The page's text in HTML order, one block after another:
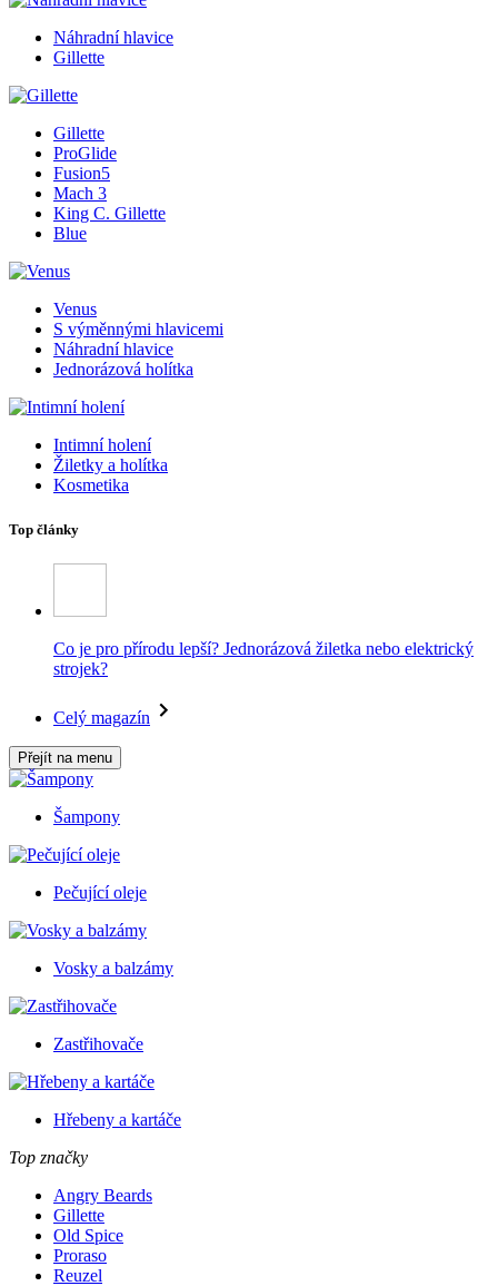
Náhradní hlavice
Gillette
Gillette
ProGlide
Fusion5
Mach 3
King C. Gillette
Blue
Venus
S výměnnými hlavicemi
Náhradní hlavice
Jednorázová holítka
Intimní holení
Žiletky a holítka
Kosmetika
Top články
Co je pro přírodu lepší? Jednorázová žiletka nebo elektrický
strojek?
Celý magazín
Přejít na menu
Šampony
Pečující oleje
Vosky a balzámy
Zastřihovače
Hřebeny a kartáče
Top značky
Angry Beards
Gillette
Old Spice
Proraso
Reuzel